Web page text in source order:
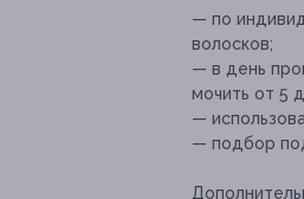
— по
волосков;
— в день
мочить от 5
—
— подбор